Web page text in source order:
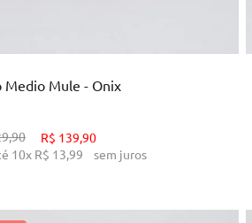
Medio Mule - Onix
,90 R$ 139,90
10x R$ 13,99 sem juros